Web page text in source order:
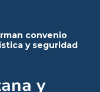
y seguridad
y